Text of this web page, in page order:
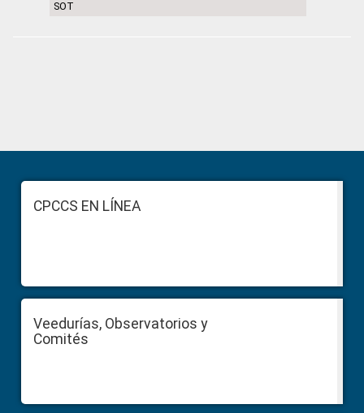
SOT
Sidebar
FooterCPCCS EN LÍNEA
Veedurías, Observatorios y
Comités